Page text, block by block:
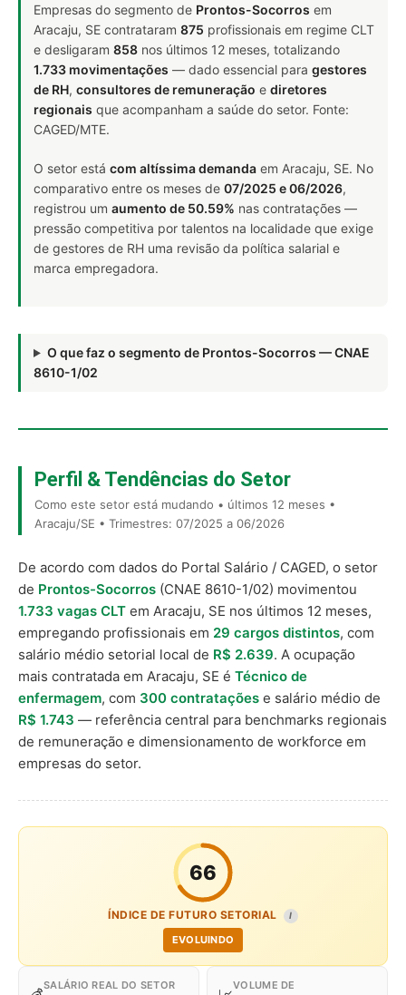
Empresas do segmento de Prontos-Socorros em
Aracaju, SE contrataram 875 profissionais em regime CLT
e desligaram 858 nos últimos 12 meses, totalizando
1.733 movimentações — dado essencial para gestores
de RH, consultores de remuneração e diretores
regionais que acompanham a saúde do setor. Fonte:
CAGED/MTE.
O setor está com altíssima demanda em Aracaju, SE. No
comparativo entre os meses de 07/2025 e 06/2026,
registrou um aumento de 50.59% nas contratações —
pressão competitiva por talentos na localidade que exige
de gestores de RH uma revisão da política salarial e
marca empregadora.
O que faz o segmento de Prontos-Socorros — CNAE
8610-1/02
Perfil & Tendências do Setor
Como este setor está mudando • últimos 12 meses •
Aracaju/SE • Trimestres: 07/2025 a 06/2026
De acordo com dados do Portal Salário / CAGED, o setor
de Prontos-Socorros (CNAE 8610-1/02) movimentou
1.733 vagas CLT em Aracaju, SE nos últimos 12 meses,
empregando profissionais em 29 cargos distintos, com
salário médio setorial local de R$ 2.639. A ocupação
mais contratada em Aracaju, SE é Técnico de
enfermagem, com 300 contratações e salário médio de
R$ 1.743 — referência central para benchmarks regionais
de remuneração e dimensionamento de workforce em
empresas do setor.
66
ÍNDICE DE FUTURO SETORIAL I
EVOLUINDO
SALÁRIO REAL DO SETOR VOLUME DE